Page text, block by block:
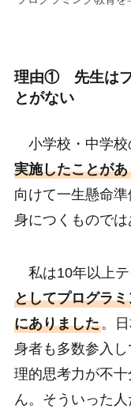
理由① 先生はプ
とがない
小学校・中学校
実施したことが
向けて一生懸命
身につくものでは
私は10年以上テ
としてプログラ
にありました。
身者も多数参入
理的思考力が不
ん。そういった